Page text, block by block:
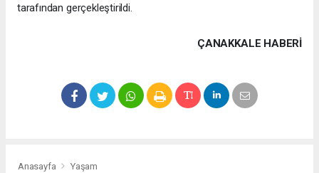
tarafından gerçekleştirildi.
ÇANAKKALE HABERİ
Anasayfa Yaşam